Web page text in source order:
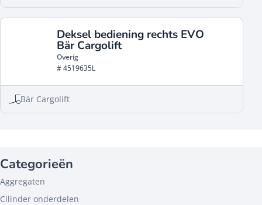
Deksel bediening rechts EVO
Bär Cargolift
Overig
# 4519635L
Bär Cargolift
Categorieën
Aggregaten
Cilinder onderdelen